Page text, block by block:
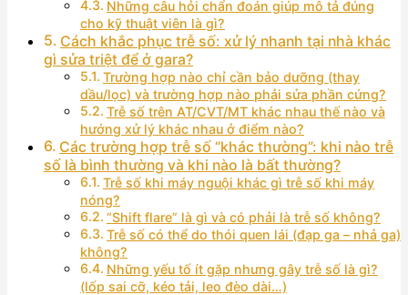
Những câu hỏi chẩn đoán giúp mô tả đúng
cho kỹ thuật viên là gì?
Cách khắc phục trễ số: xử lý nhanh tại nhà khác
gì sửa triệt để ở gara?
Trường hợp nào chỉ cần bảo dưỡng (thay
dầu/lọc) và trường hợp nào phải sửa phần cứng?
Trễ số trên AT/CVT/MT khác nhau thế nào và
hướng xử lý khác nhau ở điểm nào?
Các trường hợp trễ số “khác thường”: khi nào trễ
số là bình thường và khi nào là bất thường?
Trễ số khi máy nguội khác gì trễ số khi máy
nóng?
“Shift flare” là gì và có phải là trễ số không?
Trễ số có thể do thói quen lái (đạp ga – nhả ga)
không?
Những yếu tố ít gặp nhưng gây trễ số là gì?
(lốp sai cỡ, kéo tải, leo đèo dài…)